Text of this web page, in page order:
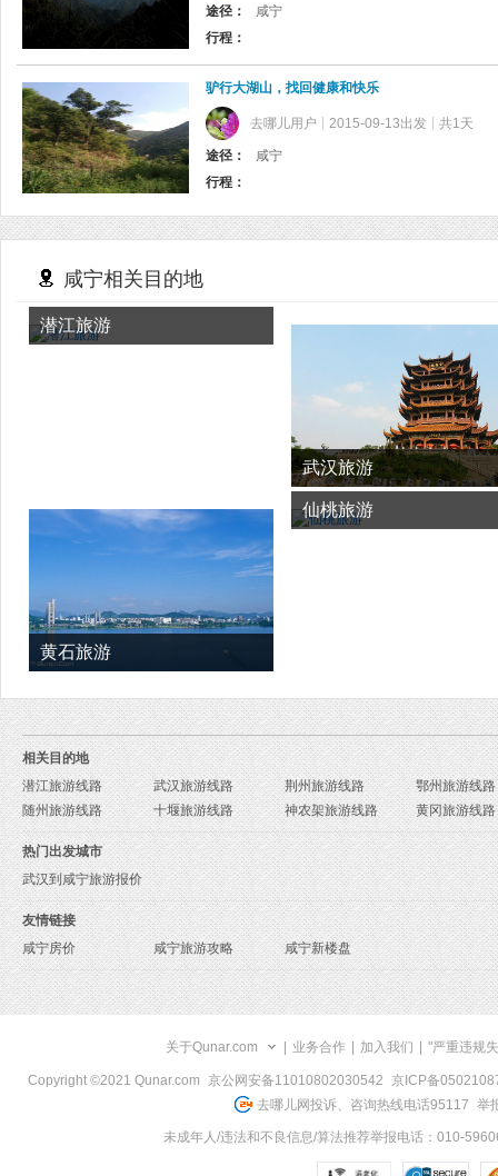
途径：
咸宁
行程：
驴行大湖山，找回健康和快乐
去哪儿用户 2015-09-13出发 共1天
途径：
咸宁
行程：
咸宁相关目的地
潜江旅游
武汉旅游
黄石旅游
仙桃旅游
相关目的地
潜江旅游线路
武汉旅游线路 荆州旅游线路
鄂州旅游线路
随州旅游线路
十堰旅游线路 神农架旅游线路 黄冈旅游线路
热门出发城市
武汉到咸宁旅游报价
友情链接
咸宁房价
咸宁旅游攻略 咸宁新楼盘
关于Qunar.com 业务合作 加入我们 "严重违规
Copyright ©2021 Qunar.com 京公网安备11010802030542
京ICP备
去哪儿网投诉、咨询热线电话95117 举
未成年人/违法和不良信息/算法推荐举报电话：010-